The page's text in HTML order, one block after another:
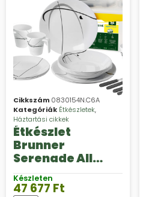
Cikkszám 0830154N.C6A
Kategóriák Étkészletek,
Háztartási cikkek
Étkészlet
Brunner
Serenade All
Inclusive
Készleten
47 677 Ft